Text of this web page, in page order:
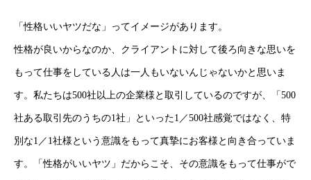
「性格いいヤツだな」ってイメージがあります。
性格が良いからなのか、クライアントに対して後ろ向きな思いを
もって仕事をしている人は一人もいないんじゃないかと思いま
す。私たちは500社以上の企業様と取引しているのですが、「500
社ある取引先のうちの1社」といった1／500社感覚ではなく、特
別な1／1社様という意識をもって真摯にお客様と向き合っていま
す。「性格がいいヤツ」だからこそ、その意識をもって仕事がで